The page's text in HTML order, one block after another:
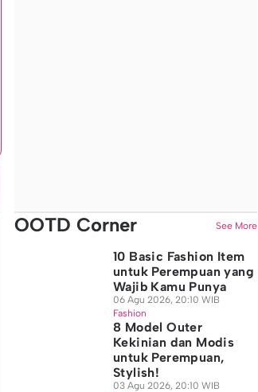
OOTD Corner See More
10 Basic Fashion Item
untuk Perempuan yang
Wajib Kamu Punya
06 Agu 2026, 20:10 WIB
Fashion
8 Model Outer
Kekinian dan Modis
untuk Perempuan,
Stylish!
03 Agu 2026, 20:10 WIB